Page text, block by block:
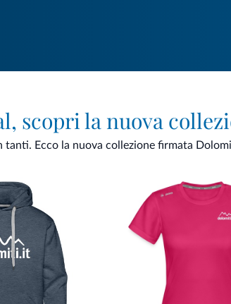
scopri la nuova
tanti. Ecco la nuova collezione firmata